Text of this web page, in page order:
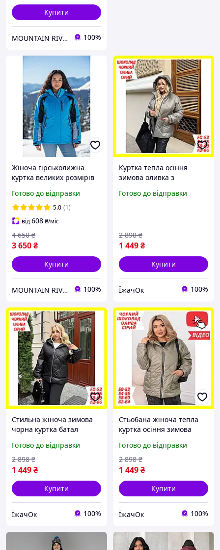
Купити
MOUNTAIN RIVER 100%
Жіноча гірськолижна
куртка великих розмірів
Готово до відправки
5.0 (1)
від608₴/міс
3 650₴
4 650 ₴
Купити
MOUNTAIN RIVER 100%
Куртка тепла осіння
зимова оливка з
стильна жіноча куртка на
Готово до відправки
1 449₴
2 898 ₴
Купити
ЇжачОк 100%
Стильна жіноча зимова
чорна куртка батал
жіноча куртка тепла
плащівка великих
розмірів з утеплювачем
Готово до відправки
1 449₴
2 898 ₴
Купити
ЇжачОк 100%
Стьобана жіноча тепла
куртка осіння зимова
Жіноча куртка на змійці
великих розмірів
батальна зима осінь
Готово до відправки
1 449₴
2 898 ₴
Купити
ЇжачОк 100%